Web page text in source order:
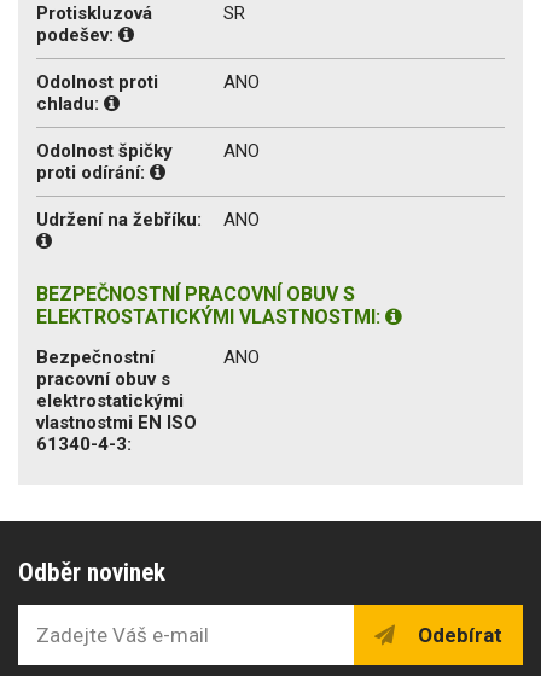
Protiskluzová
podešev:
SR
Odolnost proti
chladu:
ANO
Odolnost špičky
proti odírání:
ANO
Udržení na žebříku: ANO
BEZPEČNOSTNÍ PRACOVNÍ OBUV S
ELEKTROSTATICKÝMI VLASTNOSTMI:
Bezpečnostní
pracovní obuv s
elektrostatickými
vlastnostmi EN ISO
61340-4-3:
ANO
Odběr novinek
Odebírat